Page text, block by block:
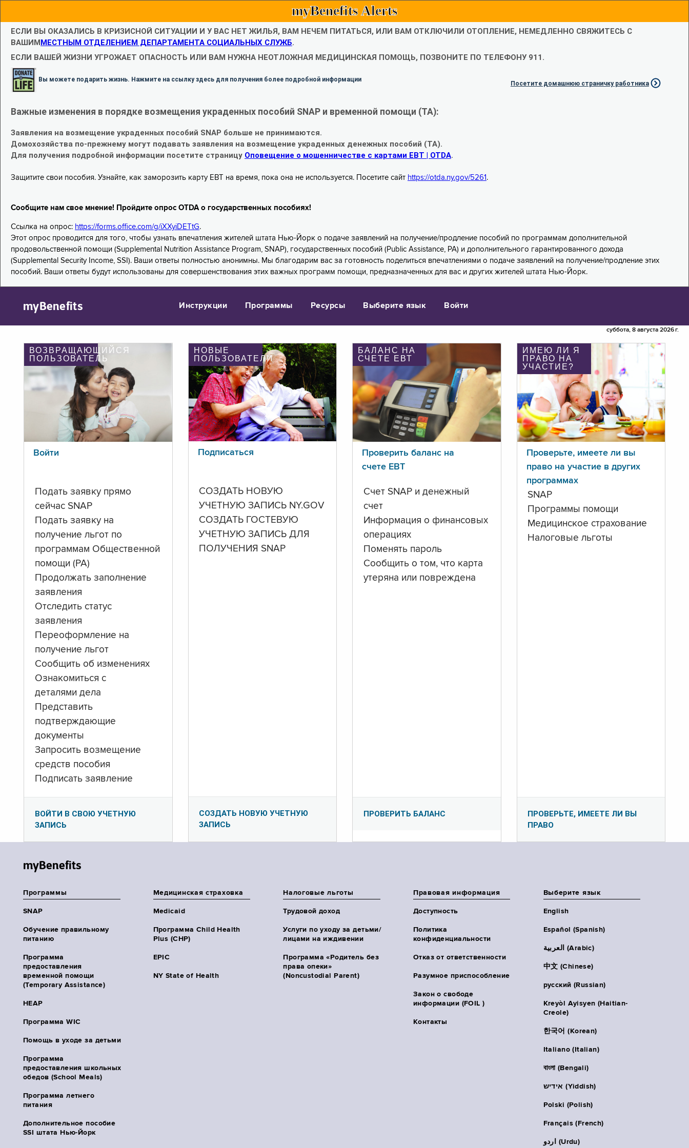
myBenefits Alerts
ЕСЛИ ВЫ ОКАЗАЛИСЬ В КРИЗИСНОЙ СИТУАЦИИ И У ВАС НЕТ ЖИЛЬЯ, ВАМ НЕЧЕМ ПИТАТЬСЯ, ИЛИ ВАМ ОТКЛЮЧИЛИ ОТОПЛЕНИЕ, НЕМЕДЛЕННО СВЯЖИТЕСЬ С
ВАШИММЕСТНЫМ ОТДЕЛЕНИЕМ ДЕПАРТАМЕНТА СОЦИАЛЬНЫХ СЛУЖБ.
ЕСЛИ ВАШЕЙ ЖИЗНИ УГРОЖАЕТ ОПАСНОСТЬ ИЛИ ВАМ НУЖНА НЕОТЛОЖНАЯ МЕДИЦИНСКАЯ ПОМОЩЬ, ПОЗВОНИТЕ ПО ТЕЛЕФОНУ 911.
Вы можете подарить жизнь. Нажмите на ссылку здесь для получения более подробной информации
Посетите домашнюю страничку работника
Важные изменения в порядке возмещения украденных пособий SNAP и временной помощи (TA):
Заявления на возмещение украденных пособий SNAP больше не принимаются.
Домохозяйства по-прежнему могут подавать заявления на возмещение украденных денежных пособий (TA).
Для получения подробной информации посетите страницу Оповещение о мошенничестве с картами EBT | OTDA.
Защитите свои пособия. Узнайте, как заморозить карту EBT на время, пока она не используется. Посетите сайт https://otda.ny.gov/5261 .
Сообщите нам свое мнение! Пройдите опрос OTDA о государственных пособиях!
Ссылка на опрос: https://forms.office.com/g/iXXyiDETtG.
Этот опрос проводится для того, чтобы узнать впечатления жителей штата Нью-Йорк о подаче заявлений на получение/продление пособий по программам дополнительной
продовольственной помощи (Supplemental Nutrition Assistance Program, SNAP), государственных пособий (Public Assistance, PA) и дополнительного гарантированного дохода
(Supplemental Security Income, SSI). Ваши ответы полностью анонимны. Мы благодарим вас за готовность поделиться впечатлениями о подаче заявлений на получение/продление этих
пособий. Ваши ответы будут использованы для совершенствования этих важных программ помощи, предназначенных для вас и других жителей штата Нью-Йорк.
myBenefits Инструкции Программы Ресурсы Выберите язык Войти
суббота, 8 августа 2026 г.
ВОЗВРАЩАЮЩИЙСЯ
ПОЛЬЗОВАТЕЛЬ
Войти
Подать заявку прямо
сейчас SNAP
Подать заявку на
получение льгот по
программам Общественной
помощи (PA)
Продолжать заполнение
заявления
Отследить статус
заявления
Переоформление на
получение льгот
Сообщить об изменениях
Ознакомиться с
деталями дела
Представить
подтверждающие
документы
Запросить возмещение
средств пособия
Подписать заявление
ВОЙТИ В СВОЮ УЧЕТНУЮ
ЗАПИСЬ
НОВЫЕ
ПОЛЬЗОВАТЕЛИ
Подписаться
СОЗДАТЬ НОВУЮ
УЧЕТНУЮ ЗАПИСЬ NY.GOV
СОЗДАТЬ ГОСТЕВУЮ
УЧЕТНУЮ ЗАПИСЬ ДЛЯ
ПОЛУЧЕНИЯ SNAP
СОЗДАТЬ НОВУЮ УЧЕТНУЮ
ЗАПИСЬ
БАЛАНС НА
СЧЕТЕ ЕВТ
Проверить баланс на
счете ЕВТ
Счет SNAP и денежный
счет
Информация о финансовых
операциях
Поменять пароль
Сообщить о том, что карта
утеряна или повреждена
ПРОВЕРИТЬ БАЛАНС
ИМЕЮ ЛИ Я
ПРАВО НА
УЧАСТИЕ?
Проверьте, имеете ли вы
право на участие в других
программах
SNAP
Программы помощи
Медицинское страхование
Налоговые льготы
ПРОВЕРЬТЕ, ИМЕЕТЕ ЛИ ВЫ
ПРАВО
myBenefits
Программы
SNAP
Обучение правильному
питанию
Программа
предоставления
временной помощи
(Temporary Assistance)
HEAP
Программа WIC
Помощь в уходе за детьми
Программа
предоставления школьных
обедов (School Meals)
Программа летнего
питания
Дополнительное пособие
SSI штата Нью-Йорк
Медицинская страховка
Medicaid
Программа Child Health
Plus (CHP)
EPIC
NY State of Health
Налоговые льготы
Трудовой доход
Услуги по уходу за детьми/
лицами на иждивении
Программа «Родитель без
права опеки»
(Noncustodial Parent)
Правовая информация
Доступность
Политика
конфиденциальности
Отказ от ответственности
Разумное приспособление
Закон о свободе
информации (FOIL )
Контакты
Выберите язык
English
Español (Spanish)
العربية (Arabic)
中文 (Chinese)
русский (Russian)
Kreyòl Ayisyen (Haitian-
Creole)
한국어 (Korean)
Italiano (Italian)
বাংলা (Bengali)
אידיש (Yiddish)
Polski (Polish)
Français (French)
اردو (Urdu)